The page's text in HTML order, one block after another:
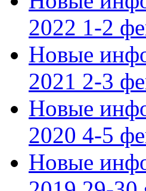
2022 1-2
Новые
2021 2-3
Новые
2020 4-5
Новые